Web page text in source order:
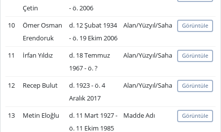
Çetin
- ö. 2006
10
Ömer Osman
Erendoruk
d. 12 Şubat 1934
- ö. 19 Ekim 2006
Alan/Yüzyıl/Saha Görüntüle
11 İrfan Yıldız
d. 18 Temmuz
1967 - ö. ?
Alan/Yüzyıl/Saha Görüntüle
12 Recep Bulut
d. 1923 - ö. 4
Aralık 2017
Alan/Yüzyıl/Saha Görüntüle
13 Metin Eloğlu
d. 11 Mart 1927 -
ö. 11 Ekim 1985
Madde Adı Görüntüle